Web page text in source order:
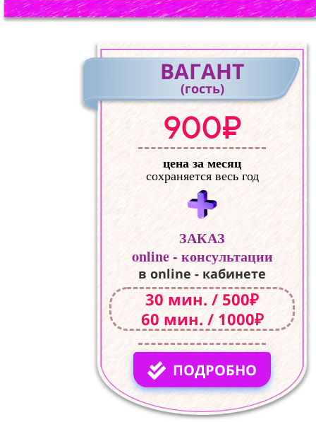
ВАГАНТ
(гость)
900₽
цена за месяц
сохраняется весь год
ЗАКАЗ
online - консультации
в online - кабинете
30 мин. / 500₽
60 мин. / 1000₽
ПОДРОБНО